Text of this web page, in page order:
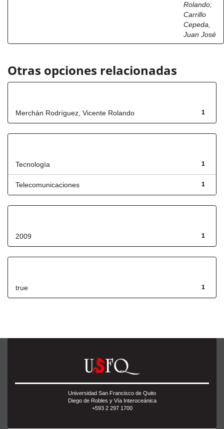
Rolando;
Carrillo
Cepeda,
Juan José
Otras opciones relacionadas
1
Merchán Rodríguez, Vicente Rolando
1
Tecnología
1
Telecomunicaciones
1
2009
1
true
Universidad San Francisco de Quito
Diego de Robles y Vía Interoceánica
+593 2 297 1700